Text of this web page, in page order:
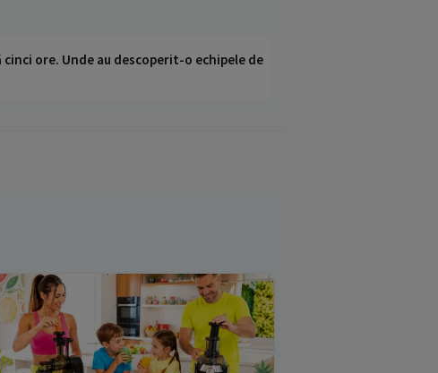
ore. Unde au descoperit-o echipele de